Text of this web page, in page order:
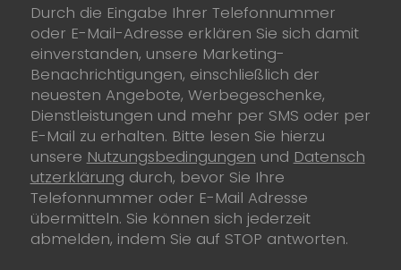
Durch die Eingabe Ihrer Telefonnummer
oder E-Mail-Adresse erklären Sie sich damit
einverstanden, unsere Marketing-
Benachrichtigungen, einschließlich der
neuesten Angebote, Werbegeschenke,
Dienstleistungen und mehr per SMS oder per
E-Mail zu erhalten. Bitte lesen Sie hierzu
unsere Nutzungsbedingungen und Datensch
utzerklärung durch, bevor Sie Ihre
Telefonnummer oder E-Mail Adresse
übermitteln. Sie können sich jederzeit
abmelden, indem Sie auf STOP antworten.